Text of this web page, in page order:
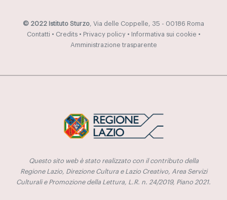
© 2022 Istituto Sturzo, Via delle Coppelle, 35 - 00186 Roma
Contatti • Credits• Privacy policy• Informativa sui cookie •
Amministrazione trasparente
Questo sito web è stato realizzato con il contributo della
Regione Lazio, Direzione Cultura e Lazio Creativo, Area Servizi
Culturali e Promozione della Lettura, L.R. n. 24/2019, Piano 2021.